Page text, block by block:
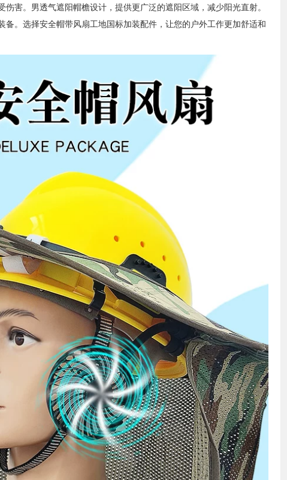
害。男透气遮阳帽檐设计，提供更广泛的遮阳区域，减少阳光直射。
。选择安全帽带风扇工地国标加装配件，让您的户外工作更加舒适和